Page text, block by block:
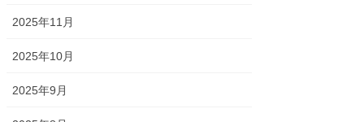
2025年11月
2025年10月
2025年9月